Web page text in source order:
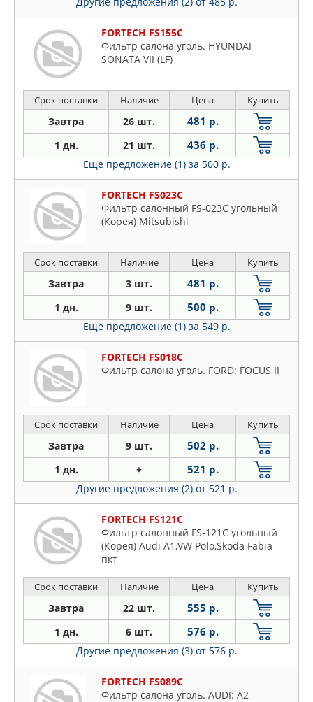
FORTECH FS155C
Фильтр салона уголь. HYUNDAI
SONATA VII (LF)
Срок поставки Наличие Цена Купить
Завтра 26 шт. 481 р.
1 дн. 21 шт. 436 р.
Еще предложение (1) за 500 р.
FORTECH FS023C
Фильтр салонный FS-023C угольный
(Корея) Mitsubishi
Срок поставки Наличие Цена Купить
Завтра 3 шт. 481 р.
1 дн. 9 шт. 500 р.
Еще предложение (1) за 549 р.
FORTECH FS018C
Фильтр салона уголь. FORD: FOCUS II
Срок поставки Наличие Цена Купить
Завтра 9 шт. 502 р.
1 дн. + 521 р.
Другие предложения (2) от 521 р.
FORTECH FS121C
Фильтр салонный FS-121C угольный
(Корея) Audi A1,VW Polo,Skoda Fabia
пкт
Срок поставки Наличие Цена Купить
Завтра 22 шт. 555 р.
1 дн. 6 шт. 576 р.
Другие предложения (3) от 576 р.
FORTECH FS089C
Фильтр салона уголь. AUDI: A2